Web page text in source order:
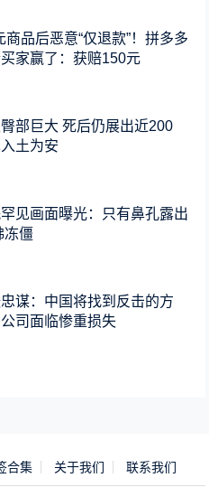
商品后恶意“仅退款”！拼多多
家赢了：获赔150元
部巨大 死后仍展出近200
土为安
见画面曝光：只有鼻孔露出
冻僵
谋：中国将找到反击的方
司面临惨重损失
合集 关于我们 联系我们